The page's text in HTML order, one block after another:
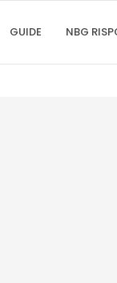
GUIDE NBG